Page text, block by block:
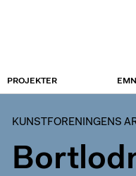
PROJEKTER
KUNSTFORENINGENS